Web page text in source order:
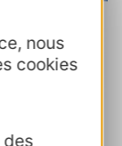
nous
cookies